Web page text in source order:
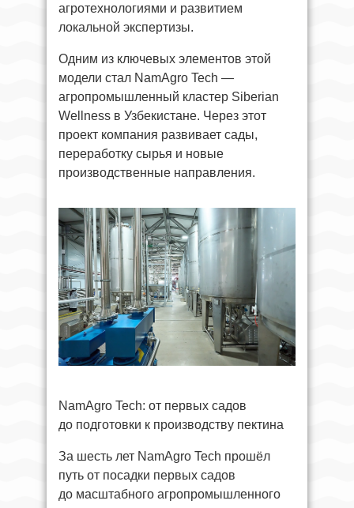
агротехнологиями и развитием
локальной экспертизы.
Одним из ключевых элементов этой
модели стал NamAgro Tech —
агропромышленный кластер Siberian
Wellness в Узбекистане. Через этот
проект компания развивает сады,
переработку сырья и новые
производственные направления.
NamAgro Tech: от первых садов
до подготовки к производству пектина
За шесть лет NamAgro Tech прошёл
путь от посадки первых садов
до масштабного агропромышленного